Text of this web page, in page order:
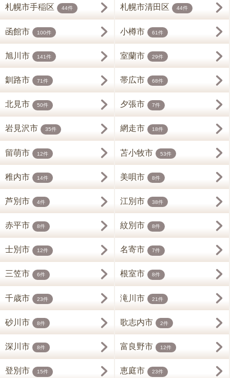
札幌市手稲区 44件 札幌市清田区 44件
函館市 100件 小樽市 61件
旭川市 141件 室蘭市 29件
釧路市 71件 帯広市 68件
北見市 50件 夕張市 7件
岩見沢市 35件 網走市 18件
留萌市 12件 苫小牧市 53件
稚内市 14件 美唄市 8件
芦別市 4件 江別市 38件
赤平市 8件 紋別市 8件
士別市 12件 名寄市 7件
三笠市 6件 根室市 8件
千歳市 23件 滝川市 21件
砂川市 8件 歌志内市 2件
深川市 8件 富良野市 12件
登別市 15件 恵庭市 23件